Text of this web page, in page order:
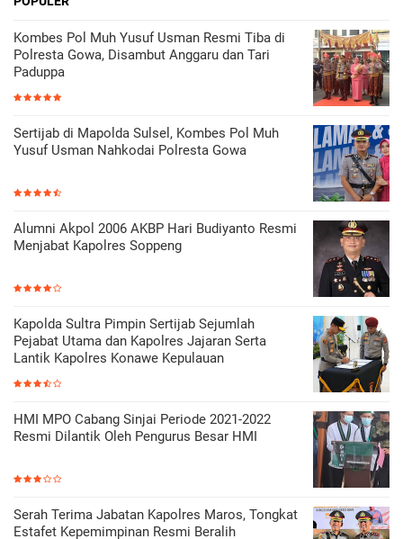
Kombes Pol Muh Yusuf Usman Resmi Tiba di
Polresta Gowa, Disambut Anggaru dan Tari
Paduppa
Sertijab di Mapolda Sulsel, Kombes Pol Muh
Yusuf Usman Nahkodai Polresta Gowa
Alumni Akpol 2006 AKBP Hari Budiyanto Resmi
Menjabat Kapolres Soppeng
Kapolda Sultra Pimpin Sertijab Sejumlah
Pejabat Utama dan Kapolres Jajaran Serta
Lantik Kapolres Konawe Kepulauan
HMI MPO Cabang Sinjai Periode 2021-2022
Resmi Dilantik Oleh Pengurus Besar HMI
Serah Terima Jabatan Kapolres Maros, Tongkat
Estafet Kepemimpinan Resmi Beralih